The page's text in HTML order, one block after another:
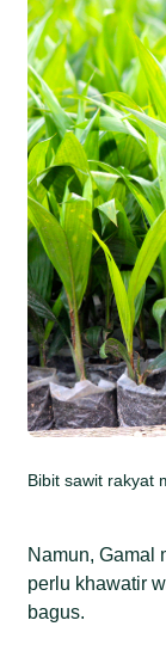
Bibit sawit rakyat
Namun, Gamal
perlu khawatir
bagus.